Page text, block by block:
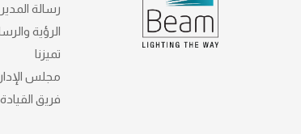
رسالة المدير
الرؤية
تميزنا
مجلس
فريق القيادة